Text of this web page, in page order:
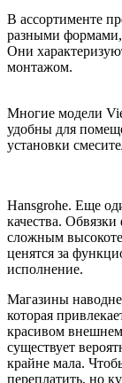
В ассортименте
разными
Они
монтажом.
Многие модели
удобны для
установки
Hansgrohe. Еще
качества.
сложным
ценятся за
исполнение.
Магазины
которая
красивом
существует
крайне мала.
переплатить, но